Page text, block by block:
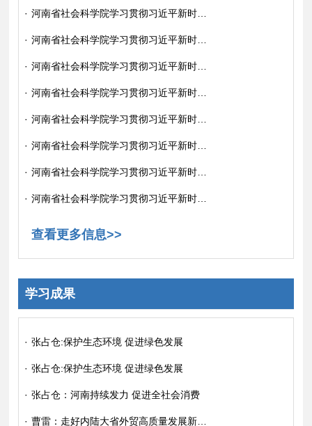
· 河南省社会科学院学习贯彻习近平新时代中国特色社会主义思想主题教育简报 （第02期）
· 河南省社会科学院学习贯彻习近平新时代中国特色社会主义思想主题教育简报 （第03期）
· 河南省社会科学院学习贯彻习近平新时代中国特色社会主义思想主题教育简报 （第04期）
· 河南省社会科学院学习贯彻习近平新时代中国特色社会主义思想主题教育简报 （第05期）
· 河南省社会科学院学习贯彻习近平新时代中国特色社会主义思想主题教育简报 （第06期）
· 河南省社会科学院学习贯彻习近平新时代中国特色社会主义思想主题教育简报 （第07期）
· 河南省社会科学院学习贯彻习近平新时代中国特色社会主义思想主题教育简报 （第08期）
· 河南省社会科学院学习贯彻习近平新时代中国特色社会主义思想主题教育简报 （第09期）
查看更多信息>>
学习成果
· 张占仓:保护生态环境 促进绿色发展
· 张占仓:保护生态环境 促进绿色发展
· 张占仓：河南持续发力 促进全社会消费
· 曹雷：走好内陆大省外贸高质量发展新路子